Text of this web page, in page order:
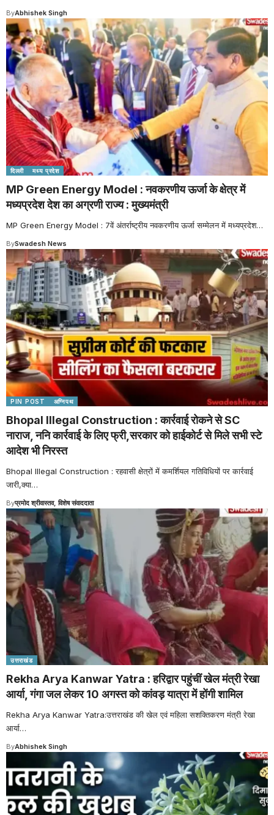
ByAbhishek Singh
दिल्ली मध्य प्रदेश
MP Green Energy Model : नवकरणीय ऊर्जा के क्षेत्र में
मध्यप्रदेश देश का अग्रणी राज्य : मुख्यमंत्री
MP Green Energy Model : 7वें अंतर्राष्ट्रीय नवकरणीय ऊर्जा सम्मेलन में मध्यप्रदेश…
BySwadesh News
PIN POST अग्निपथ
Bhopal Illegal Construction : कार्रवाई रोकने से SC
नाराज, ननि कार्रवाई के लिए फ्री,सरकार को हाईकोर्ट से मिले सभी स्टे
आदेश भी निरस्त
Bhopal Illegal Construction : रहवासी क्षेत्रों में कमर्शियल गतिविधियों पर कार्रवाई
जारी,क्या…
Byप्रमोद श्रीवास्तव, विशेष संवाददाता
उत्तराखंड
Rekha Arya Kanwar Yatra : हरिद्वार पहुंचीं खेल मंत्री रेखा
आर्या, गंगा जल लेकर 10 अगस्त को कांवड़ यात्रा में होंगी शामिल
Rekha Arya Kanwar Yatra:उत्तराखंड की खेल एवं महिला सशक्तिकरण मंत्री रेखा
आर्या…
ByAbhishek Singh